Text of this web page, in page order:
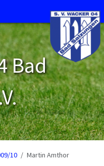
Bad
10 Martin Amthor